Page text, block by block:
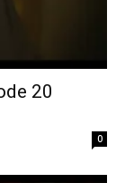
20
0